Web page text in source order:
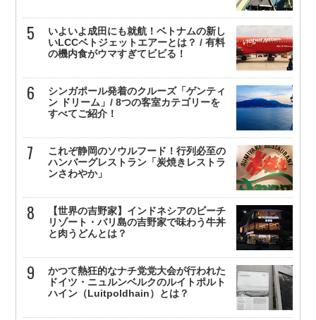
いよいよ成田にも就航！ベトナムの新し
いLCCベトジェットエアーとは？ / 有料
の機内食がウマすぎてビビる！
シンガポール発着のクルーズ「ゲンティ
ン ドリーム」/ 8つの客室カテゴリーを
すべてご紹介！
これぞ静岡のソウルフード！行列必至の
ハンバーグレストラン「炭焼きレストラ
ンさわやか」
【世界の吉野家】インドネシアのビーチ
リゾート・バリ島の吉野家で味わう牛丼
と肉うどんとは？
かつて熱狂的なナチ党党大会が行われた
ドイツ・ニュルンベルクのルイトポルト
ハイン（Luitpoldhain）とは？